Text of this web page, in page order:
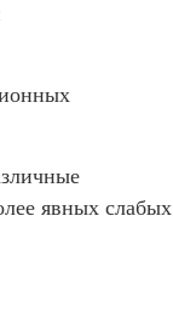
явных слабых